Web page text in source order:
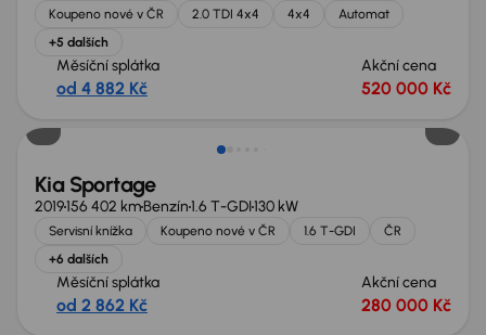
Koupeno nové v ČR 2.0 TDI 4x4 4x4
Automat
+5 dalších
Měsíční splátka
od 4 882 Kč
Akční cena
520 000 Kč
Zlevněno o 10 000 Kč
Kia Sportage
2019156 402 kmBenzín1.6 T-GDI130 kW
Servisní knížka Koupeno nové v ČR 1.6 T-GDI
ČR
+6 dalších
Měsíční splátka
od 2 862 Kč
Akční cena
280 000 Kč
Nově v nabídce